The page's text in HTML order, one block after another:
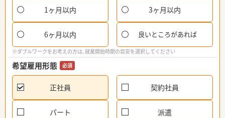
1ヶ月以内 3ヶ月以内
6ヶ月以内 良いところがあれば
※ダブルワークをお考えの方は、就業開始時期の目安を選択してください
希望雇用形態 必須
正社員 契約社員
パート 派遣